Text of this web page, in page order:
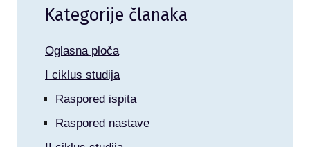
Kategorije članaka
Oglasna ploča
I ciklus studija
Raspored ispita
Raspored nastave